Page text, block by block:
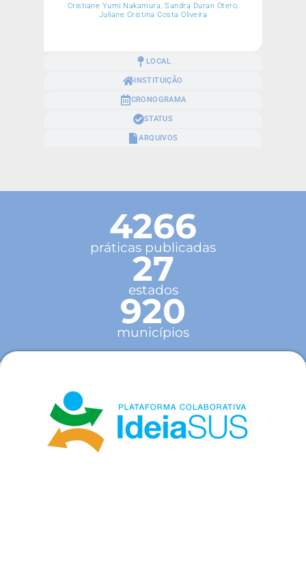
LOCAL
INSTITUIÇÃO
CRONOGRAMA
STATUS
ARQUIVOS
Cristiane Yumi Nakamura, Sandra Duran Otero,
Juliane Cristina Costa Oliveira
4266
práticas publicadas
27
estados
920
municípios